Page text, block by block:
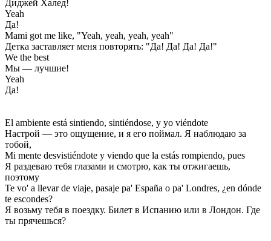
Диджей Халед!
Yeah
Да!
Mami got me like, "Yeah, yeah, yeah, yeah"
Детка заставляет меня повторять: "Да! Да! Да! Да!"
We the best
Мы — лучшие!
Yeah
Да!
El ambiente está sintiendo, sintiéndose, y yo viéndote
Настрой — это ощущение, и я его поймал. Я наблюдаю за
тобой,
Mi mente desvistiéndote y viendo que la estás rompiendo, pues
Я раздеваю тебя глазами и смотрю, как ты отжигаешь,
поэтому
Te vo' a llevar de viaje, pasaje pa' España o pa' Londres, ¿en dónde
te escondes?
Я возьму тебя в поездку. Билет в Испанию или в Лондон. Где
ты прячешься?